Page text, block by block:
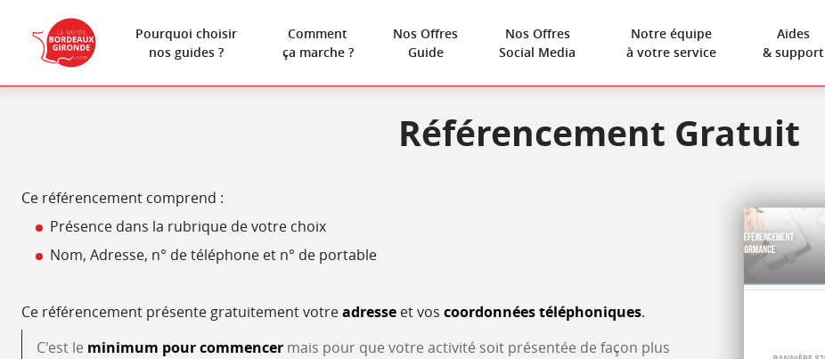
Pourquoi choisir
nos guides ?
Comment
ça marche ?
Nos Offres
Guide
Nos Offres
Social Media
Notre équipe
à votre service
Aides
& support
Référencement Gratuit
Ce référencement comprend :
Présence dans la rubrique de votre choix
Nom, Adresse, n° de téléphone et n° de portable
Ce référencement présente gratuitement votreadresse et vos coordonnées téléphoniques.
C'est le minimum pour commencer mais pour que votre activité soit présentée de façon plus